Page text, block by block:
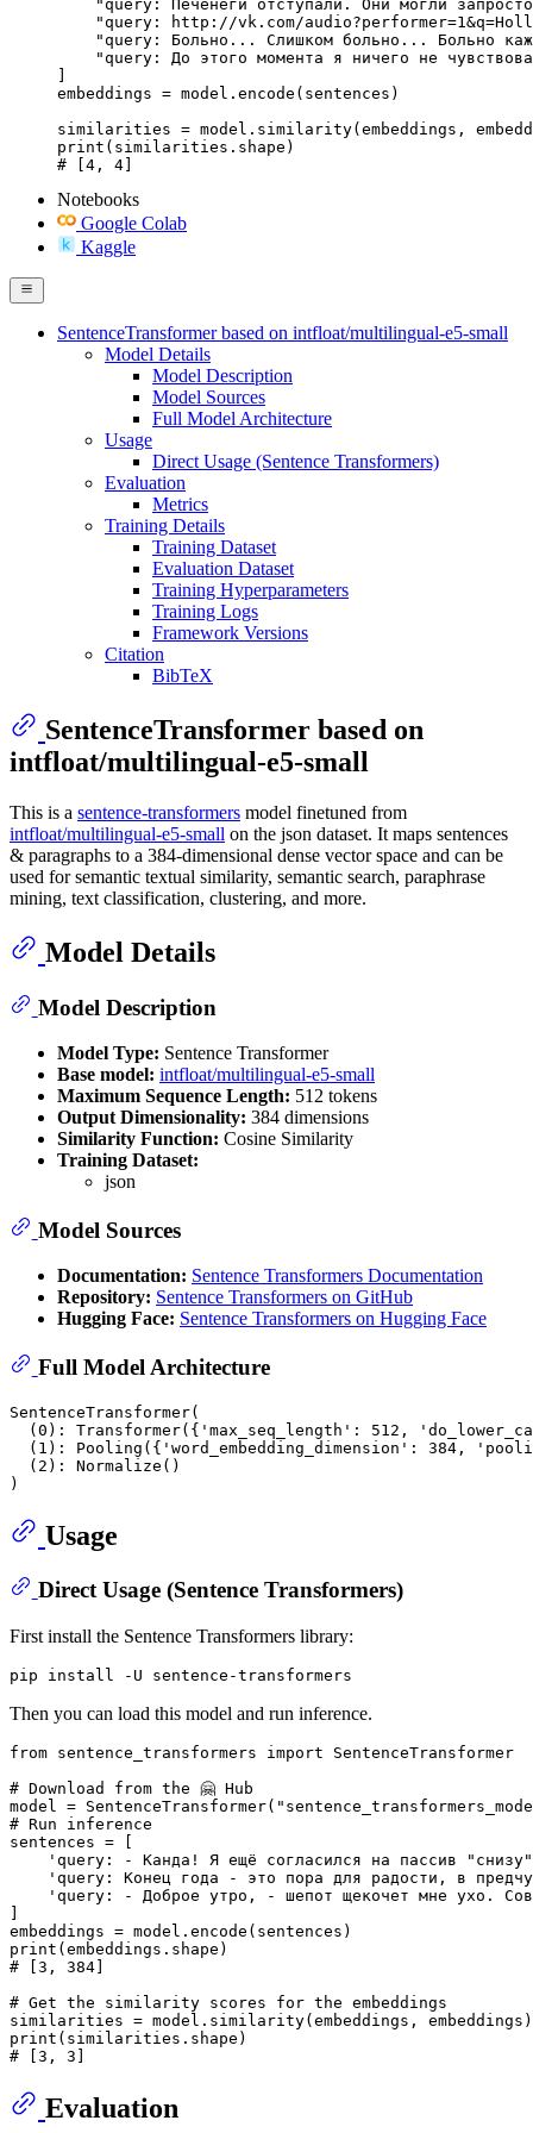
Notebooks
Google Colab
Kaggle
SentenceTransformer based on intfloat/multilingual-e5-small
Model Details
Model Description
Model Sources
Full Model Architecture
Usage
Direct Usage (Sentence Transformers)
Evaluation
Metrics
Training Details
Training Dataset
Evaluation Dataset
Training Hyperparameters
Training Logs
Framework Versions
Citation
BibTeX
SentenceTransformer based on
intfloat/multilingual-e5-small
This is a sentence-transformers model finetuned from
intfloat/multilingual-e5-small on the json dataset. It maps sentences
& paragraphs to a 384-dimensional dense vector space and can be
used for semantic textual similarity, semantic search, paraphrase
mining, text classification, clustering, and more.
Model Details
Model Description
Model Type: Sentence Transformer
Base model: intfloat/multilingual-e5-small
Maximum Sequence Length: 512 tokens
Output Dimensionality: 384 dimensions
Similarity Function: Cosine Similarity
Training Dataset:
json
Model Sources
Documentation: Sentence Transformers Documentation
Repository: Sentence Transformers on GitHub
Hugging Face: Sentence Transformers on Hugging Face
Full Model Architecture
SentenceTransformer(
(0): Transformer({'max_seq_length': 512,
(1): Pooling({'word_embedding_dimension': 384,
  (2): Normalize()
Usage
Direct Usage (Sentence Transformers)
First install the Sentence Transformers library:
Then you can load this model and run inference.
from sentence_transformers import SentenceTransformer
# Download from the 🤗 Hub
model = SentenceTransformer(
# Run inference
sentences = [
'query: - Канда! Я ещё согласился на пассив
'query: Конец года - это пора для радости, в
'query: - Доброе утро, - шепот щекочет мне ухо.
print
# [3, 384]
# Get the similarity scores for the embeddings
print
# [3, 3]
Evaluation